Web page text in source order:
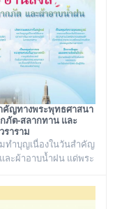
อาพาธในเขต
คัญทางพระพุทธศาสนา
ภัต-สลากทาน และ
าราม
ทำบุญเนื่องในวันสำคัญ
ละผ้าอาบน้ำฝน แด่พระ
ราชวราราม